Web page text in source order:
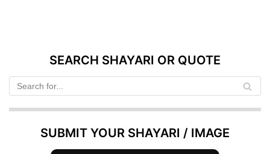
SEARCH SHAYARI OR QUOTE
SUBMIT YOUR SHAYARI / IMAGE